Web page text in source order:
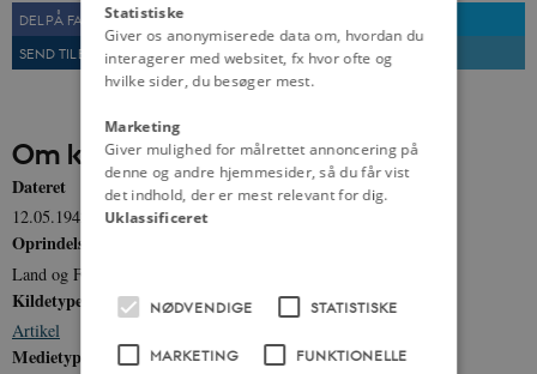
DEL PÅ FACEBOOK
SEND TIL EN VEN
UDSKRIV
Om kilden
Dateret
12.05.1942
Oprindelse
Land og Folk, 12. maj 1942.
Kildetype
Artikel
Medietype
Statistiske
Giver os anonymiserede data om, hvordan du
interagerer med websitet, fx hvor ofte og
hvilke sider, du besøger mest.
Marketing
Giver mulighed for målrettet annoncering på
denne og andre hjemmesider, så du får vist
det indhold, der er mest relevant for dig.
Uklassificeret
NØDVENDIGE STATISTISKE
MARKETING FUNKTIONELLE